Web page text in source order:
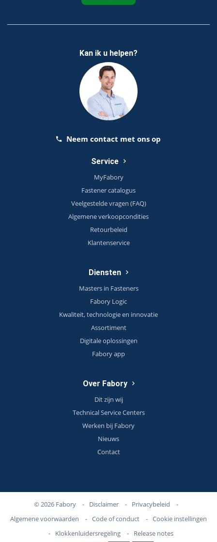
Kan ik u helpen?
Neem contact met ons op
Service
MyFabory
Fastener catalogus
Veelgestelde vragen (FAQ)
Algemene verkoopcondities
Retourbeleid
Klantenservice
Diensten
Masters in Fasteners
Fabory Logic
Kwaliteit, technologie en innovatie
Assortiment
Digitale oplossingen
Fabory app
Over Fabory
Dit zijn wij
Technical Service Centers
Werken bij Fabory
Nieuws
Contact
© 2026 Fabory - Disclaimer - Privacybeleid
-
Algemene voorwaarden
- Code of conduct - Cookie instellingen
-
Klokkenluidersregeling - Release notes